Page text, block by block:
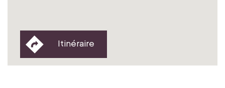
Itinéraire